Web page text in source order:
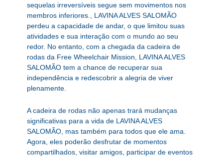
sequelas irreversíveis segue sem movimentos nos
membros inferiores., LAVINA ALVES SALOMÃO
perdeu a capacidade de andar, o que limitou suas
atividades e sua interação com o mundo ao seu
redor. No entanto, com a chegada da cadeira de
rodas da Free Wheelchair Mission, LAVINA ALVES
SALOMÃO tem a chance de recuperar sua
independência e redescobrir a alegria de viver
plenamente.
A cadeira de rodas não apenas trará mudanças
significativas para a vida de LAVINA ALVES
SALOMÃO, mas também para todos que ele ama.
Agora, eles poderão desfrutar de momentos
compartilhados, visitar amigos, participar de eventos